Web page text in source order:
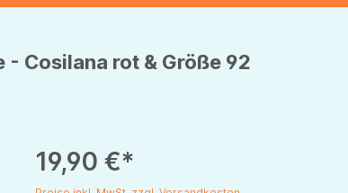
Cosilana rot & Größe 92
19,90 €*